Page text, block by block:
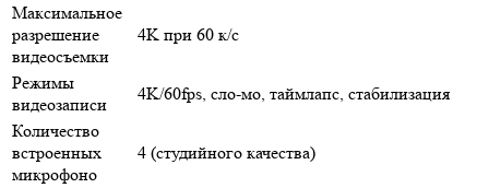
Максимальное
разрешение
видеосъемки
4K при 60 к/с
Режимы
видеозаписи
4K/60fps, сло-мо, таймлапс, стабилизация
Количество
встроенных
микрофоно
4 (студийного качества)